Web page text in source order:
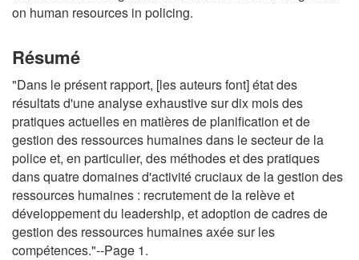
on human resources in policing.
Résumé
"Dans le présent rapport, [les auteurs font] état des
résultats d'une analyse exhaustive sur dix mois des
pratiques actuelles en matières de planification et de
gestion des ressources humaines dans le secteur de la
police et, en particulier, des méthodes et des pratiques
dans quatre domaines d'activité cruciaux de la gestion des
ressources humaines : recrutement de la relève et
développement du leadership, et adoption de cadres de
gestion des ressources humaines axée sur les
compétences."--Page 1.